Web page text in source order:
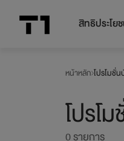
สิทธิประโย
หน้าหลัก โปรโมชั่น
โปรโ
0รายการ